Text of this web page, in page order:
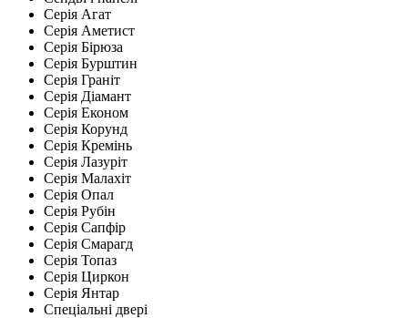
Серія Агат
Серія Аметист
Серія Бірюза
Серія Бурштин
Серія Граніт
Серія Діамант
Серія Економ
Серія Корунд
Серія Кремінь
Серія Лазуріт
Серія Малахіт
Серія Опал
Серія Рубін
Серія Сапфір
Серія Смарагд
Серія Топаз
Серія Циркон
Серія Янтар
Спеціальні двері